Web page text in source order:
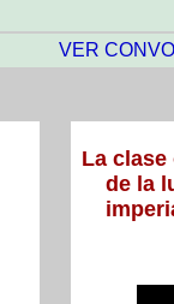
VER
La clase
de la